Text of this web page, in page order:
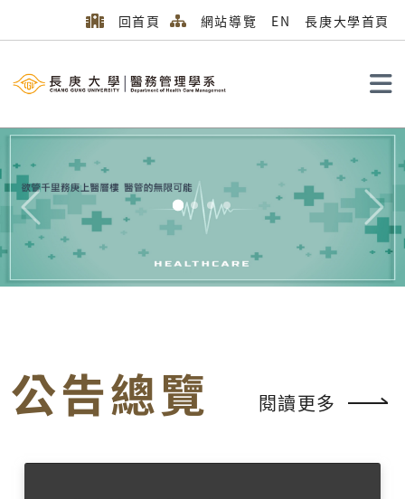
回首頁 網站導覽 EN 長庚大學首頁
Previous Next
公告總覽 閱讀更多